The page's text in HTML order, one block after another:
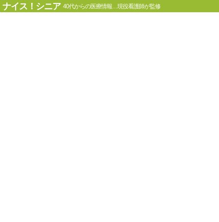
ナイス！シニア 40代からの医療情報…現役看護師が監修